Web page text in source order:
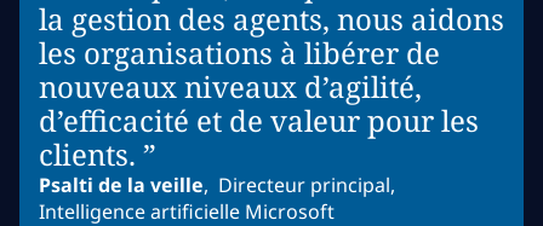
la gestion des agents, nous aidons
les organisations à libérer de
nouveaux niveaux d’agilité,
d’efficacité et de valeur pour les
clients. ”
Psalti de la veille, Directeur principal,
Intelligence artificielle Microsoft